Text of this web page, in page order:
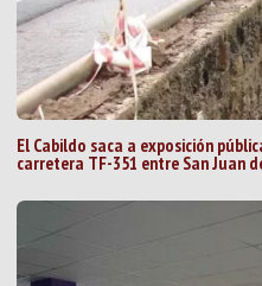
El Cabildo saca a exposición
carretera TF-351 entre San Juan